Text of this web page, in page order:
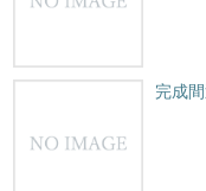
完成